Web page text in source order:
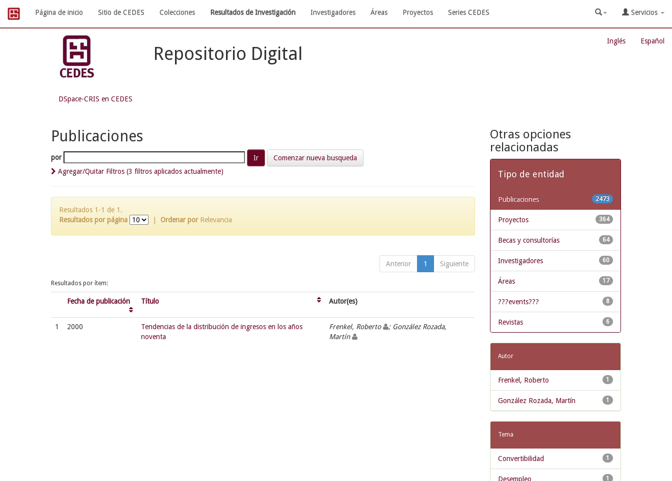
navigation
Página de inicio Sitio de CEDES Colecciones Resultados de Investigación Investigadores Áreas Proyectos Series CEDES Servicios
Inglés Español
Repositorio Digital
DSpace-CRIS en CEDES
Publicaciones
por
Comenzar nueva busqueda
Agregar/Quitar Filtros (3 filtros aplicados actualmente)
Resultados 1-1 de 1.
Resultados por página
Ordenar por Relevancia
Anterior 1 Siguiente
Resultados por ítem:
Fecha de publicación Título Autor(es)
1 2000
Tendencias de la distribución de ingresos en los años
noventa
Frenkel, Roberto
; González Rozada,
Martín
Otras opciones
relacionadas
Tipo de entidad
2473
Publicaciones
364
Proyectos
64
Becas y consultorías
60
Investigadores
17
Áreas
8
???events???
6
Revistas
Autor
1
Frenkel, Roberto
1
González Rozada, Martín
Tema
1
Convertibilidad
1
Desempleo